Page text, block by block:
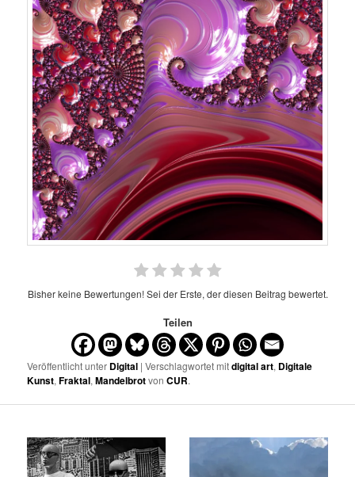
Bisher keine Bewertungen! Sei der Erste, der diesen Beitrag bewertet.
Teilen
Veröffentlicht unter Digital | Verschlagwortet mitdigital art, Digitale
Kunst,Fraktal,MandelbrotvonCUR.